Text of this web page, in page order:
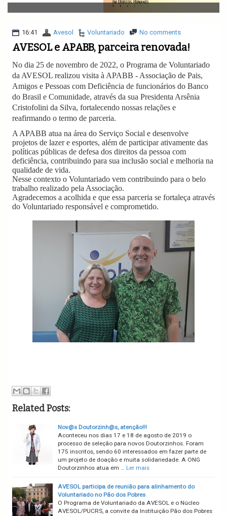
v
i
a
i
n
16:41 Avesol Voluntariado No comments
AVESOL e APABB, parceira renovada!
No dia 25 de novembro de 2022, o Programa de Voluntariado
da AVESOL realizou visita à APABB - Associação de Pais,
Amigos e Pessoas com Deficiência de funcionários do Banco
do Brasil e Comunidade, através da sua Presidenta Arsênia
Cristofolini da Silva, fortalecendo nossas relações e
reafirmando o termo de parceria.
A APABB atua na área do Serviço Social e desenvolve
projetos de lazer e esportes, além de participar ativamente das
políticas públicas de defesa dos direitos da pessoa com
deficiência, contribuindo para sua inclusão social e melhoria na
qualidade de vida.
Nesse contexto o Voluntariado vem contribuindo para o belo
trabalho realizado pela Associação.
Agradecemos a acolhida e que essa parceria se fortaleça através
do Voluntariado responsável e comprometido.
Related Posts:
Nov@s Doutorzinh@s, atenção!!!
Aconteceu nos dias 17 e 18 de agosto de 2019 o
processo de seleção para novos Doutorzinhos. Foram
175 inscritos, sendo 60 interessados em fazer parte de
um projeto de doação e muita solidariedade. A ONG
Doutorzinhos atua em … Ler mais
AVESOL participa de reunião para alinhamento do
Voluntariado no Pão dos Pobres
O Programa de Voluntariado da AVESOL e o Núcleo
AVESOL/PUCRS, a convite da Instituição Pão dos Pobres